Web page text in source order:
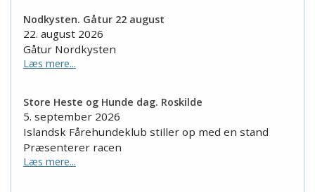
Nodkysten. Gåtur 22 august
22. august 2026
Gåtur Nordkysten
Læs mere...
Store Heste og Hunde dag. Roskilde
5. september 2026
Islandsk Fårehundeklub stiller op med en stand
Præsenterer racen
Læs mere...